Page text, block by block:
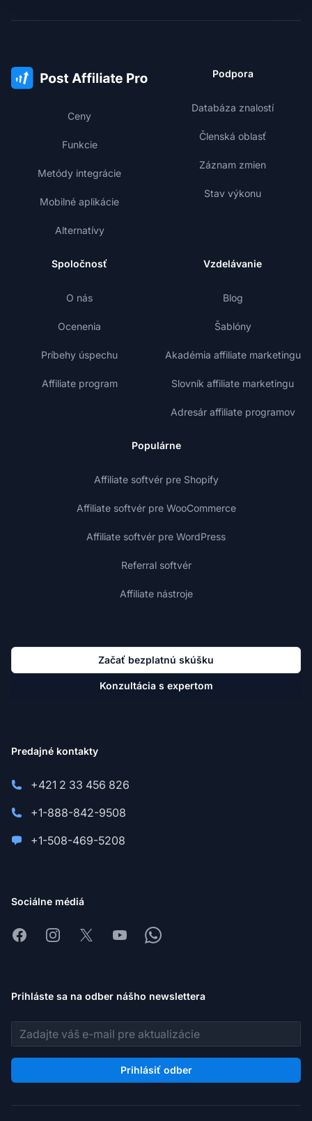
Ceny
Funkcie
Metódy integrácie
Mobilné aplikácie
Alternatívy
Podpora
Databáza znalostí
Členská oblasť
Záznam zmien
Stav výkonu
Spoločnosť
O nás
Ocenenia
Príbehy úspechu
Affiliate program
Vzdelávanie
Blog
Šablóny
Akadémia affiliate marketingu
Slovník affiliate marketingu
Adresár affiliate programov
Populárne
Affiliate softvér pre Shopify
Affiliate softvér pre WooCommerce
Affiliate softvér pre WordPress
Referral softvér
Affiliate nástroje
Začať bezplatnú skúšku
Konzultácia s expertom
Predajné kontakty
+421 2 33 456 826
+1-888-842-9508
+1-508-469-5208
Sociálne médiá
FacebookInstagram
X YoutubeWhatsapp
Prihláste sa na odber nášho newslettera
E-mailová adresa
Prihlásiť odber